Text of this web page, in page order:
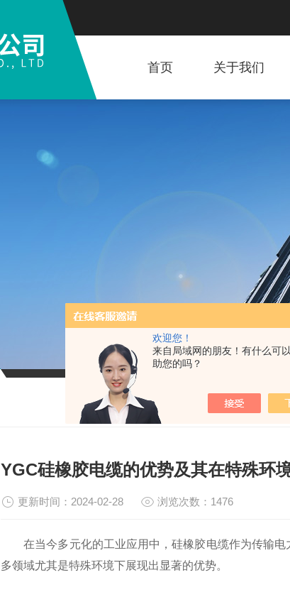
欢迎您！
来自局域网的朋友！有什么可
助您的吗？
首页 关于我们
我
YGC硅橡胶电缆的优势及其在特殊环
更新时间：2024-02-28 浏览次数：1476
在当今多元化的工业应用中，硅橡胶电缆作为传输电
多领域尤其是特殊环境下展现出显著的优势。